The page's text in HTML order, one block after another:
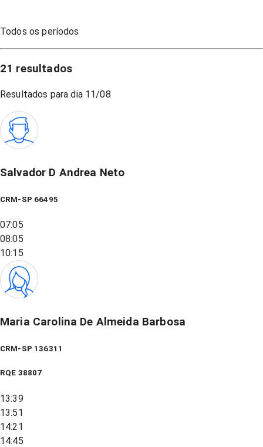
Todos os períodos
21 resultados
Resultados para dia 11/08
Salvador D Andrea Neto
CRM-SP 66495
07:05
08:05
10:15
Maria Carolina De Almeida Barbosa
CRM-SP 136311
RQE 38807
13:39
13:51
14:21
14:45